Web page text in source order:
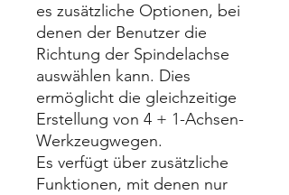
es zusätzliche Optionen, bei
denen der Benutzer die
Richtung der Spindelachse
auswählen kann. Dies
ermöglicht die gleichzeitige
Erstellung von 4 + 1-Achsen-
Werkzeugwegen.
Es verfügt über zusätzliche
Funktionen, mit denen nur